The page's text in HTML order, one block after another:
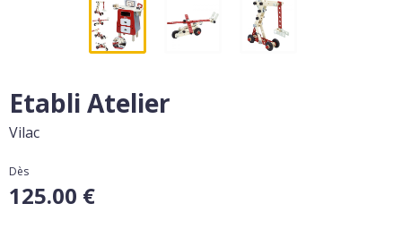
Etabli Atelier
Vilac
Dès
125.00 €